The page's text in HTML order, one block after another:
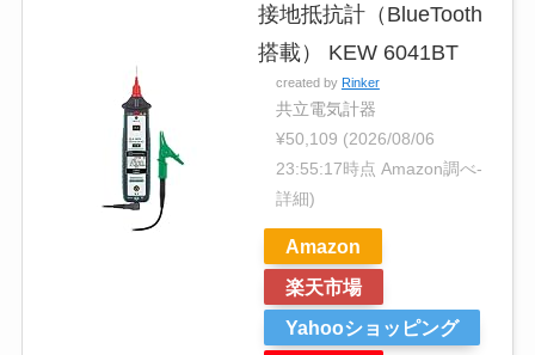
接地抵抗計（BlueTooth
搭載） KEW 6041BT
created by Rinker
共立電気計器
¥50,109 (2026/08/06
23:55:17時点 Amazon調べ-
詳細)
Amazon
楽天市場
Yahooショッピング